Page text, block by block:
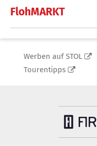
FlohMARKT
Werben auf STOL
Tourentipps